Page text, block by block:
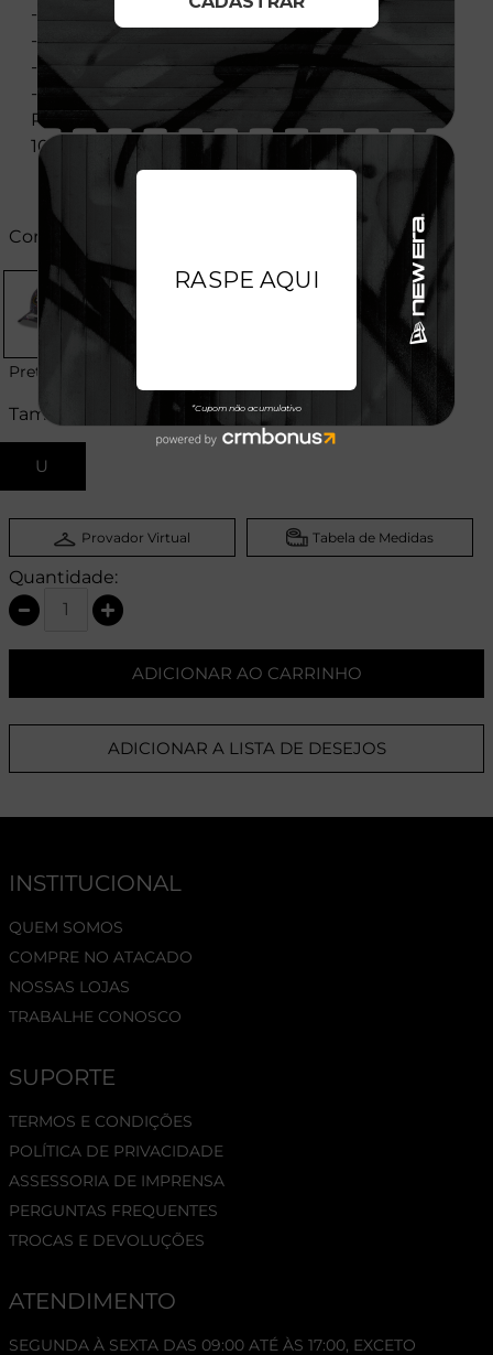
- Flag bordada no lado esquerdo
- Importado
- Licença Oficial
- Composição:Painéis Frontais E Aba: 97%
Poliéster -3% Elastano- Medianos E Traseiros
100% Poliéster
Cores:
Preto
Tamanhos:
U
Provador Virtual Tabela de Medidas
Quantidade:
ADICIONAR AO CARRINHO
ADICIONAR A LISTA DE DESEJOS
INSTITUCIONAL
QUEM SOMOS
COMPRE NO ATACADO
NOSSAS LOJAS
TRABALHE CONOSCO
SUPORTE
TERMOS E CONDIÇÕES
POLÍTICA DE PRIVACIDADE
ASSESSORIA DE IMPRENSA
PERGUNTAS FREQUENTES
TROCAS E DEVOLUÇÕES
ATENDIMENTO
SEGUNDA À SEXTA DAS 09:00 ATÉ ÀS 17:00, EXCETO